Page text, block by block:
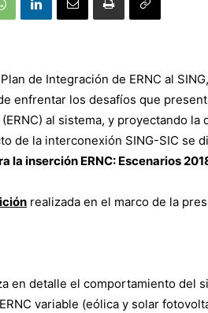
de Integración de ERNC al
enfrentar los desafíos que
al sistema, y proyectando
de la interconexión SING-SIC se
la inserción ERNC: Escenarios
realizada en el marco de la
en detalle el comportamiento del
variable (eólica y solar